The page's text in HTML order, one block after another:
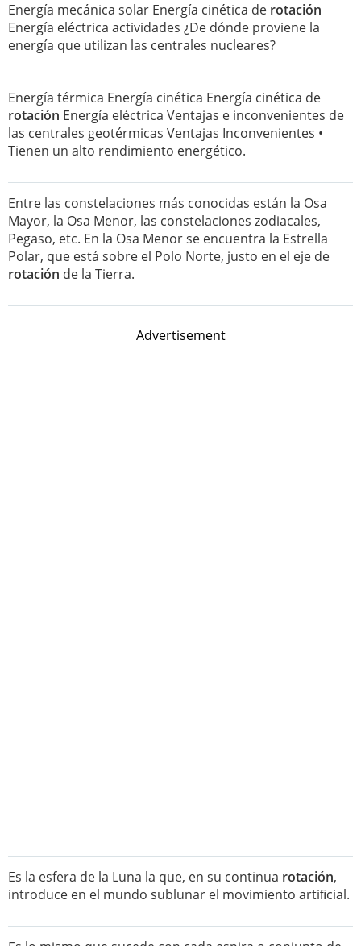
Energía mecánica solar Energía cinética de rotación
Energía eléctrica actividades ¿De dónde proviene la
energía que utilizan las centrales nucleares?
Energía térmica Energía cinética Energía cinética de
rotación Energía eléctrica Ventajas e inconvenientes de
las centrales geotérmicas Ventajas Inconvenientes •
Tienen un alto rendimiento energético.
Entre las constelaciones más conocidas están la Osa
Mayor, la Osa Menor, las constelaciones zodiacales,
Pegaso, etc. En la Osa Menor se encuentra la Estrella
Polar, que está sobre el Polo Norte, justo en el eje de
rotación de la Tierra.
Advertisement
Es la esfera de la Luna la que, en su continua rotación,
introduce en el mundo sublunar el movimiento artiﬁcial.